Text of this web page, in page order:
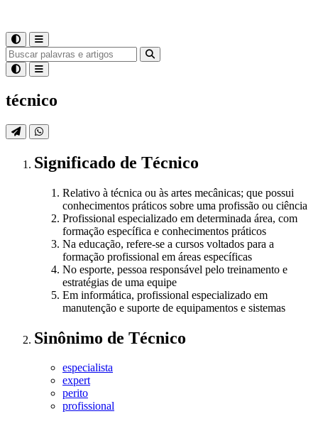
técnico
Significado de Técnico
Relativo à técnica ou às artes mecânicas; que possui
conhecimentos práticos sobre uma profissão ou ciência
Profissional especializado em determinada área, com
formação específica e conhecimentos práticos
Na educação, refere-se a cursos voltados para a
formação profissional em áreas específicas
No esporte, pessoa responsável pelo treinamento e
estratégias de uma equipe
Em informática, profissional especializado em
manutenção e suporte de equipamentos e sistemas
Sinônimo de Técnico
especialista
expert
perito
profissional